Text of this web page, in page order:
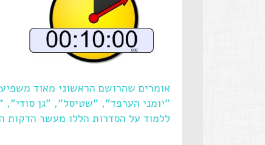
אומרים שהרושם הראשוני מאוד
ללמוד על הסדרות הללו מעשר הדקות